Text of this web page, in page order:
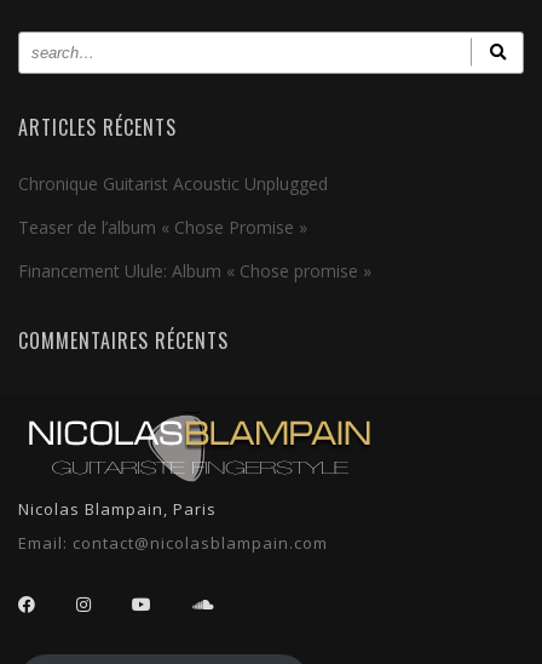
ARTICLES RÉCENTS
Chronique Guitarist Acoustic Unplugged
Teaser de l’album « Chose Promise »
Financement Ulule: Album « Chose promise »
COMMENTAIRES RÉCENTS
Nicolas Blampain, Paris
Email: contact@nicolasblampain.com